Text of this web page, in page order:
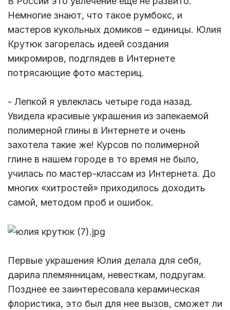
Немногие знают, что такое румбокс, и
мастеров кукольных домиков – единицы. Юлия
Крутюк загорелась идеей создания
микромиров, подглядев в Интернете
потрясающие фото мастериц.
- Лепкой я увлеклась четыре года назад.
Увидела красивые украшения из запекаемой
полимерной глины в Интернете и очень
захотела такие же! Курсов по полимерной
глине в нашем городе в то время не было,
училась по мастер-классам из Интернета. До
многих «хитростей» приходилось доходить
самой, методом проб и ошибок.
Первые украшения Юлия делала для себя,
дарила племянницам, невесткам, подругам.
Позднее ее заинтересовала керамическая
флористика, это был для нее вызов, сможет ли